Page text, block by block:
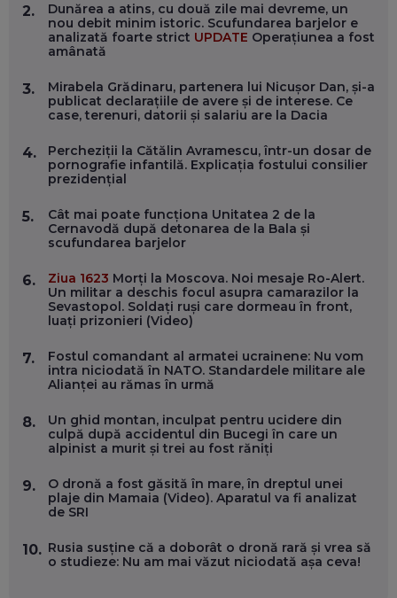
MARIUS PAȘCULEA, COFONDATOR AL KULTH: CUM
FOLOSEȘTI TEHNOLOGIA CA SĂ ÎȚI DESCHIZI DRUMUL
CĂTRE ARTĂ, LA NIVEL GLOBAL
EP. 57
ANDREI AVĂDANEI, BIT SENTINEL: CUM ÎȚI PROTEJEZI
EFICIENT VIAȚA ONLINE. ȘI CARE SUNT PRIMII PAȘI ÎNTR-O
EP. 56
ÎNVAȚĂ AEO ȘI GEO!
EP. 55
OLIVIU MATEI, HOLISUN: SOFTWARE DE LA CLUJ PENTRU
WASHINGTON, OCHELARI INTELIGENȚI ȘI FERME
VERTICALE FĂRĂ PĂMÂNT
EP. 54
VALENTIN VANCEA, CEO AL PATRIA BANK: AUTOMATIZĂM
PROCESE, DAR CE FACEM CÂND PICĂ BAZA DE DATE, LA
EP. 53
VOICU OPREAN (AROBS): CUM CONSTRUIEȘTI O COMPANIE
TA LOCALĂ - ȘI CE SĂ DAI ÎNAPOI
EP. 52
ROBERT GRAUR, FOMO: SPEAKERUL PE SCENĂ, INVITATUL
ÎN SALĂ, DAR ÎNVĂȚĂM UNII DE LA CEILALȚI. VIN JASON
DERULO, STEVEN BARTLETT ȘI ALȚI PESTE 60 DE
2.
Dunărea a atins, cu două zile mai devreme, un
nou debit minim istoric. Scufundarea barjelor e
analizată foarte strict UPDATE Operațiunea a fost
amânată
3.
Mirabela Grădinaru, partenera lui Nicușor Dan, și-a
publicat declarațiile de avere și de interese. Ce
case, terenuri, datorii și salariu are la Dacia
4.
Percheziții la Cătălin Avramescu, într-un dosar de
pornografie infantilă. Explicația fostului consilier
prezidențial
5.
Cât mai poate funcționa Unitatea 2 de la
Cernavodă după detonarea de la Bala și
scufundarea barjelor
6. Ziua 1623 Morți la Moscova. Noi mesaje Ro-Alert.
Un militar a deschis focul asupra camarazilor la
Sevastopol. Soldați ruși care dormeau în front,
luați prizonieri (Video)
7.
Fostul comandant al armatei ucrainene: Nu vom
intra niciodată în NATO. Standardele militare ale
Alianței au rămas în urmă
8.
Un ghid montan, inculpat pentru ucidere din
culpă după accidentul din Bucegi în care un
alpinist a murit și trei au fost răniți
9.
O dronă a fost găsită în mare, în dreptul unei
plaje din Mamaia (Video). Aparatul va fi analizat
de SRI
10. Rusia susține că a doborât o dronă rară și vrea să
o studieze: Nu am mai văzut niciodată așa ceva!